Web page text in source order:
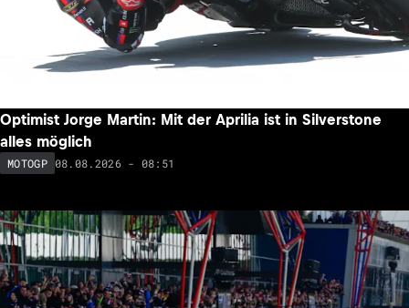
Optimist Jorge Martin: Mit der Aprilia ist in Silverstone
alles möglich
MOTOGP 08.08.2026 - 08:51